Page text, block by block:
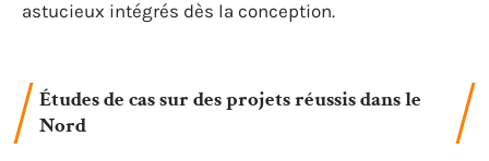
astucieux intégrés dès la conception.
Études de cas sur des projets réussis dans le
Nord